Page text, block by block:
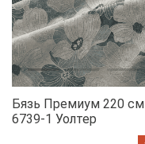
Бязь Премиум 220 см
6739-1 Уолтер